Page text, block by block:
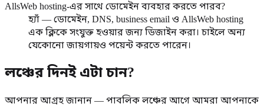
AllsWeb hosting-এর সাথে ডোমেইন ব্যবহার করতে পারব?
হ্যাঁ — ডোমেইন, DNS, business email ও AllsWeb hosting
এক ক্লিকে সংযুক্ত হওয়ার জন্য ডিজাইন করা। চাইলে অন্য
যেকোনো জায়গায়ও পয়েন্ট করতে পারেন।
লঞ্চের দিনই এটা চান?
আপনার আগ্রহ জানান — পাবলিক লঞ্চের আগে আমরা আপনাকে